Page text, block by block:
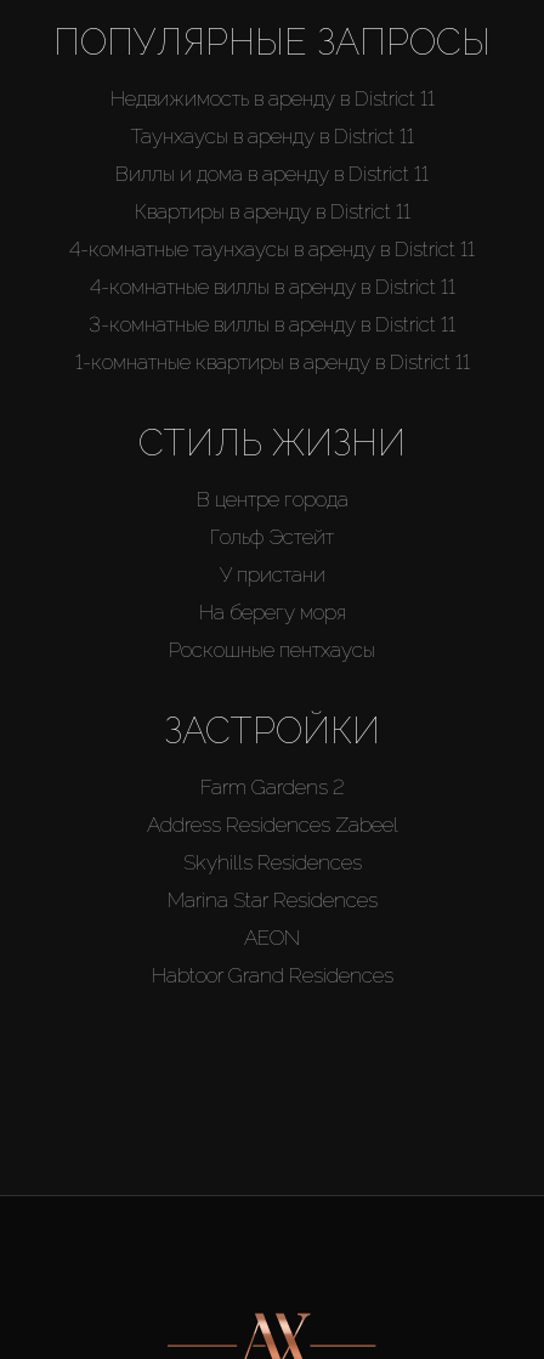
ПОПУЛЯРНЫЕ ЗАПРОСЫ
Недвижимость в аренду в District 11
Таунхаусы в аренду в District 11
Виллы и дома в аренду в District 11
Квартиры в аренду в District 11
4-комнатные таунхаусы в аренду в District 11
4-комнатные виллы в аренду в District 11
3-комнатные виллы в аренду в District 11
1-комнатные квартиры в аренду в District 11
СТИЛЬ ЖИЗНИ
В центре города
Гольф Эстейт
У пристани
На берегу моря
Роскошные пентхаусы
ЗАСТРОЙКИ
Farm Gardens 2
Address Residences Zabeel
Skyhills Residences
Marina Star Residences
AEON
Habtoor Grand Residences